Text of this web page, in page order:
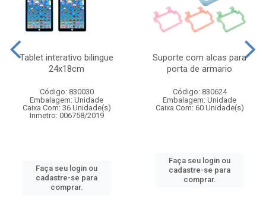
Tablet interativo bilingue
24x18cm
Código: 830030
Embalagem: Unidade
Caixa Com: 36 Unidade(s)
Inmetro: 006758/2019
Faça seu login ou
cadastre-se para
comprar.
Suporte com alcas para
porta de armario
Código: 830624
Embalagem: Unidade
Caixa Com: 60 Unidade(s)
Faça seu login ou
cadastre-se para
comprar.